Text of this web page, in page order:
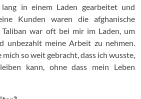
lang in einem Laden gearbeitet und
Kunden waren die afghanische
Taliban war oft bei mir im Laden, um
unbezahlt meine Arbeit zu nehmen.
so weit gebracht, dass ich wusste,
kann, ohne dass mein Leben